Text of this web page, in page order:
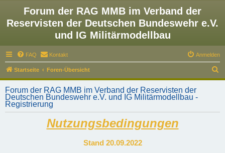
Forum der RAG MMB im Verband der
Reservisten der Deutschen Bundeswehr e.V.
und IG Militärmodellbau
FAQ Kontakt Anmelden
Startseite Foren-Übersicht
u
Forum der RAG MMB im Verband der Reservisten der
Deutschen Bundeswehr e.V. und IG Militärmodellbau -
Registrierung
Nutzungsbedingungen
Stand 20.09.2022